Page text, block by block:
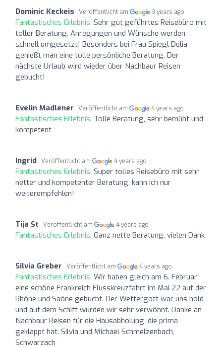
Dominic Keckeis Veröffentlicht am 3 years ago
Fantastisches Erlebnis: Sehr gut geführtes Reisebüro mit
toller Beratung. Anregungen und Wünsche werden
schnell umgesetzt! Besonders bei Frau Spiegl Delia
genießt man eine tolle persönliche Beratung. Der
nächste Urlaub wird wieder über Nachbaur Reisen
gebucht!
Evelin Madlener Veröffentlicht am 4 years ago
Fantastisches Erlebnis: Tolle Beratung, sehr bemüht und
kompetent
Ingrid Veröffentlicht am 4 years ago
Fantastisches Erlebnis: Super tolles Reisebüro mit sehr
netter und kompetenter Beratung, kann ich nur
weiterempfehlen!
Tija St Veröffentlicht am 4 years ago
Fantastisches Erlebnis: Ganz nette Beratung, vielen Dank
Silvia Greber Veröffentlicht am 4 years ago
Fantastisches Erlebnis: Wir haben gleich am 6. Februar
eine schöne Frankreich Flusskreuzfahrt im Mai 22 auf der
Rhône und Saône gebucht. Der Wettergott war uns hold
und auf dem Schiff wurden wir sehr verwöhnt. Danke an
Nachbaur Reisen für die Hausabholung, die prima
geklappt hat. Silvia und Michael Schmelzenbach,
Schwarzach